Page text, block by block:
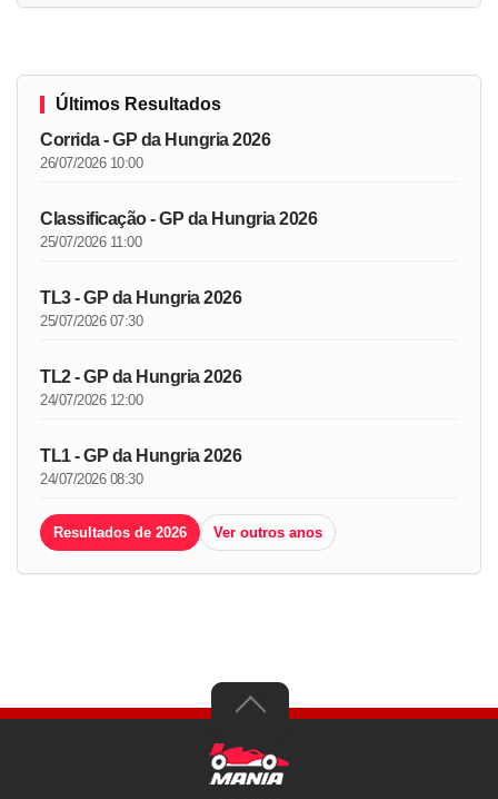
Últimos Resultados
Corrida - GP da Hungria 2026
26/07/2026 10:00
Classificação - GP da Hungria 2026
25/07/2026 11:00
TL3 - GP da Hungria 2026
25/07/2026 07:30
TL2 - GP da Hungria 2026
24/07/2026 12:00
TL1 - GP da Hungria 2026
24/07/2026 08:30
Resultados de 2026 Ver outros anos